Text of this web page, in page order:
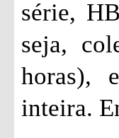
série,
seja,
horas),
inteira.